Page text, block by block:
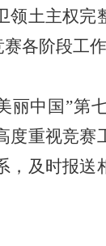
土主权完
各阶段工
丽中国”第
度重视竞
及时报送